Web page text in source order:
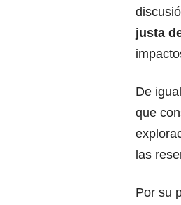
justa
De
que
las
Por su